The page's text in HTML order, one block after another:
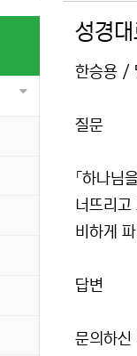
성경
한승용 /
질문
「하나
너뜨리
비하게
답변
문의하신